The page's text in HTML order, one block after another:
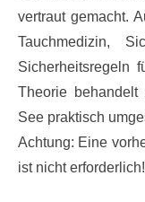
vertraut gemacht.
Tauchmedizin,
Sicherheitsregeln
Theorie
See praktisch
Achtung: Eine
ist nicht erforderlich!